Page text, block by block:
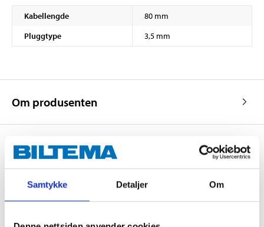
Samtykke Detaljer Om
Kabellengde
80 mm
Pluggtype
3,5 mm
Om produsenten
Kjøp & Hent
Kjøp & Hent i ditt varehus.